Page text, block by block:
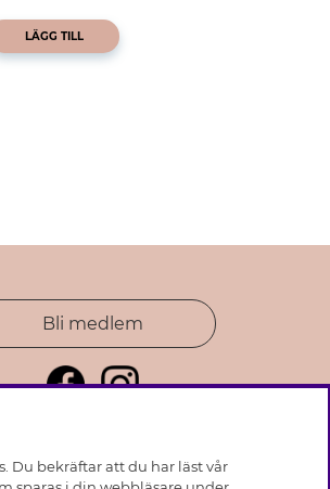
LÄGG TILL
Bli medlem
Du bekräftar att du har läst vår